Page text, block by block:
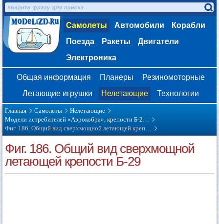
Самолеты Автомобили
Корабли
Поезда
Ракеты
Двигатели
Электроника
Общая информация Планеры
Резиномоторные
Летающие игрушки
Нелетающие Технологии
Главная Самолеты
Нелетающие
Модели истребителей «Аэрокобра», крепости Б-2…
Фиг. 186. Общий вид сверхмощной летающей креп…
Фиг. 186. Общий вид сверхмощной
летающей крепости Б-29